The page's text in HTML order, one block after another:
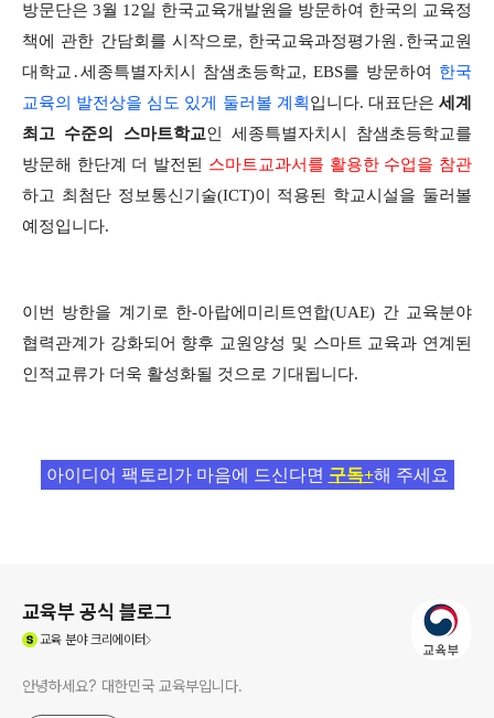
방문단은 3월 12일 한국교육개발원을 방문하여 한국의 교육정
책에 관한 간담회를 시작으로, 한국교육과정평가원․한국교원
대학교․세종특별자치시 참샘초등학교, EBS를 방문하여
한국
교육의 발전상을 심도 있게 둘러볼 계획입니다. 대표단은세계
최고 수준의 스마트학교인 세종특별자치시 참샘초등학교를
방문해 한단계 더 발전된 스마트교과서를 활용한 수업을 참관
하고 최첨단 정보통신기술(ICT)이 적용된 학교시설을 둘러볼
예정입니다.
이번 방한을 계기로 한-아랍에미리트연합(UAE) 간 교육분야
협력관계가 강화되어 향후 교원양성 및 스마트 교육과 연계된
인적교류가 더욱 활성화될 것으로 기대됩니다.
아이디어 팩토리가 마음에 드신다면 구독+해 주세요
교육부 공식 블로그
교육분야 크리에이터
안녕하세요? 대한민국 교육부입니다.